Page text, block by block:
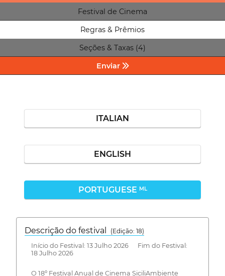
Festival de Cinema
Regras & Prêmios
Seções & Taxas (4)
Enviar
ITALIAN
ENGLISH
PORTUGUESE ML
Descrição do festival
(Edição: 18)
Início do Festival: 13 Julho 2026 Fim do Festival:
18 Julho 2026
O 18º Festival Anual de Cinema SiciliAmbiente